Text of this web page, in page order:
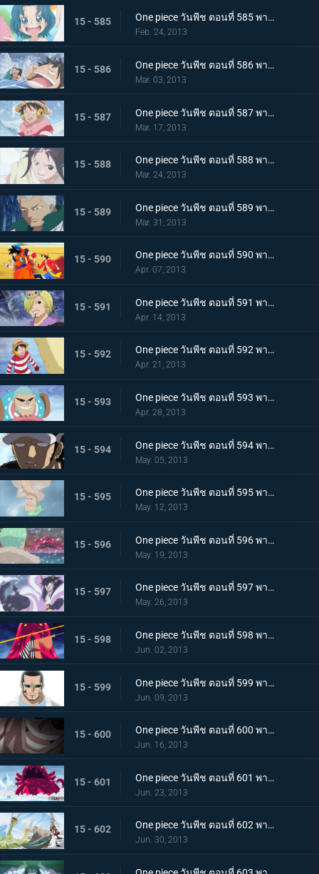
15 - 585 One piece วันพีช ตอนที่ 585 พากย์ไทย เจ็ดเทพโจรสลัด! ทราฟัลการ์ ลอว์
Feb. 24, 2013
15 - 586 One piece วันพีช ตอนที่ 586 พากย์ไทย วิกฤติครั้งใหญ่ ลูฟี่จมทะเลสาบหนาวจัด
Mar. 03, 2013
15 - 587 One piece วันพีช ตอนที่ 587 พากย์ไทย ปะทะรุนแรง! ลอว์ ปะทะ พลเรือโทสโมคเกอร์
Mar. 17, 2013
15 - 588 One piece วันพีช ตอนที่ 588 พากย์ไทย พบเจออีกครั้งหลังผ่านไป 2 ปี! ลูฟี่กับลอว์
Mar. 24, 2013
15 - 589 One piece วันพีช ตอนที่ 589 พากย์ไทย เลวร้ายที่สุดโนโลก นักวิทยาศาสตร์ผู้น่าสะพรึงกลัว ซีซ่า
Mar. 31, 2013
15 - 590 One piece วันพีช ตอนที่ 590 พากย์ไทย ตอนพิเศษ! การรวมตัวที่แข็งแกร่งที่สุดในประวัติศาสตร์ ปะทะ จอมตะกละแห่งท้องทะเล
Apr. 07, 2013
15 - 591 One piece วันพีช ตอนที่ 591 พากย์ไทย ช็อปเปอร์เดือดจัด! การทดลองอันโหดเหี้ยมของมาสเตอร์
Apr. 14, 2013
15 - 592 One piece วันพีช ตอนที่ 592 พากย์ไทย ฆ่ายกกลุ่ม! นักฆ่าในตำนานจู่โจม!
Apr. 21, 2013
15 - 593 One piece วันพีช ตอนที่ 593 พากย์ไทย ช่วยนามิ! ลูฟี่ต่อสู้บนภูเขาหิมะ
Apr. 28, 2013
15 - 594 One piece วันพีช ตอนที่ 594 พากย์ไทย ก่อตั้ง! พันธมิตรโจรสลัด ลูฟี่ ลอว์!
May. 05, 2013
15 - 595 One piece วันพีช ตอนที่ 595 พากย์ไทย จับกุมมาสเตอร์ เริ่มแผนการพันธมิตรโจรสลัด!
May. 12, 2013
15 - 596 One piece วันพีช ตอนที่ 596 พากย์ไทย วิกฤตการณ์ทำลายล้าง! สัตว์ประหลาดแห่งความตายลอยมา
May. 19, 2013
15 - 597 One piece วันพีช ตอนที่ 597 พากย์ไทย การต่อสู้อันดุเดือด ซีซาร์ใช้ความสามารถอันแท้จริง!
May. 26, 2013
15 - 598 One piece วันพีช ตอนที่ 598 พากย์ไทย ซามูไรผ่าอัคคี! จิ้งจอกเพลิงคินเอม่อน
Jun. 02, 2013
15 - 599 One piece วันพีช ตอนที่ 599 พากย์ไทย ตะลึง! ตัวตนที่แท้จริงของชายปริศนาเวอร์โก้!
Jun. 09, 2013
15 - 600 One piece วันพีช ตอนที่ 600 พากย์ไทย ปกป้องพวกเด็กๆ ไว้! เงื้อมมืออันชั่วร้ายของมาสเตอร์ใกล้เข้ามาแล้ว
Jun. 16, 2013
15 - 601 One piece วันพีช ตอนที่ 601 พากย์ไทย นิวเวิลด์สั่นสะเทือน! การทดลองแห่งฝันร้ายของซีซาร์
Jun. 23, 2013
15 - 602 One piece วันพีช ตอนที่ 602 พากย์ไทย อาวุธสังหารหมู่ที่เลวร้ายสุดในประวัติศาสตร์! ชิโนะคุนิ
Jun. 30, 2013